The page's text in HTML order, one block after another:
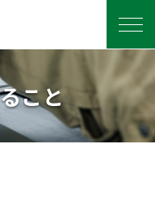
こと